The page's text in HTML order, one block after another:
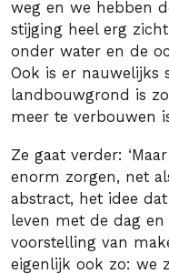
weg en we hebben
stijging heel erg
onder water en de
Ook is er nauwelijks
landbouwgrond is
meer te verbouwen
Ze gaat verder:
enorm zorgen, net
abstract, het idee
leven met de dag
voorstelling van
eigenlijk ook zo: we